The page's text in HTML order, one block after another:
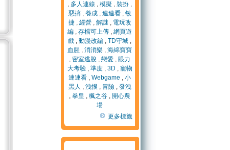
, 多人連線 , 模擬 , 裝扮 ,
惡搞, 養成, 連連看, 敏
捷, 經營, 解謎 , 電玩改
編 , 存檔可上傳 , 網頁遊
戲 , 動漫改編 , TD守城 ,
血腥 , 消消樂 , 海綿寶寶
, 密室逃脫 , 戀愛 , 眼力
大考驗, 準度, 3D , 寵物
連連看 , Webgame , 小
黑人 , 洩恨 , 冒險, 發洩
, 拳皇 , 楓之谷 , 開心農
場
更多標籤